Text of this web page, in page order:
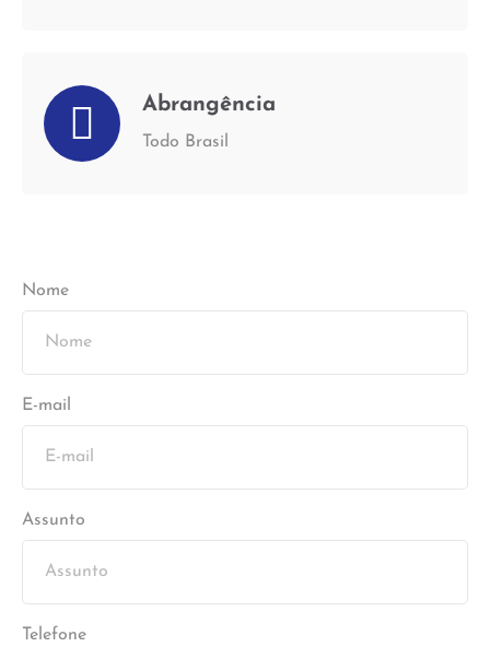
Abrangência
Todo Brasil
Nome
E-mail
Assunto
Telefone